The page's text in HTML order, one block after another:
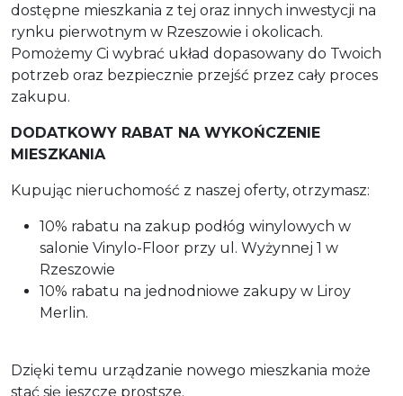
dostępne mieszkania z tej oraz innych inwestycji na
rynku pierwotnym w Rzeszowie i okolicach.
Pomożemy Ci wybrać układ dopasowany do Twoich
potrzeb oraz bezpiecznie przejść przez cały proces
zakupu.
DODATKOWY RABAT NA WYKOŃCZENIE
MIESZKANIA
Kupując nieruchomość z naszej oferty, otrzymasz:
10% rabatu na zakup podłóg winylowych w
salonie Vinylo-Floor przy ul. Wyżynnej 1 w
Rzeszowie
10% rabatu na jednodniowe zakupy w Liroy
Merlin.
Dzięki temu urządzanie nowego mieszkania może
stać się jeszcze prostsze.